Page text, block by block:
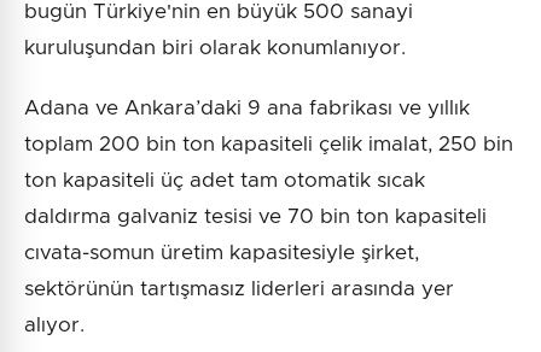
bugün Türkiye'nin en büyük 500 sanayi
kuruluşundan biri olarak konumlanıyor.
Adana ve Ankara’daki 9 ana fabrikası ve yıllık
toplam 200 bin ton kapasiteli çelik imalat, 250 bin
ton kapasiteli üç adet tam otomatik sıcak
daldırma galvaniz tesisi ve 70 bin ton kapasiteli
cıvata-somun üretim kapasitesiyle şirket,
sektörünün tartışmasız liderleri arasında yer
alıyor.